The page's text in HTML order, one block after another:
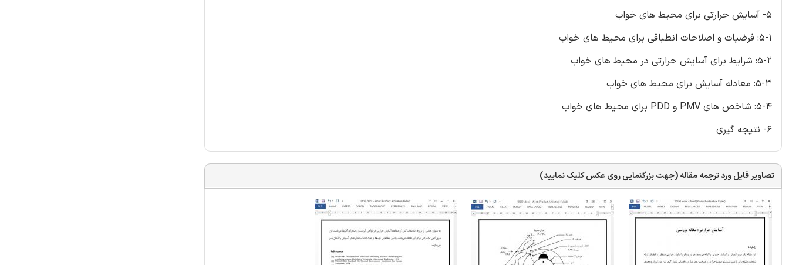
5- آسایش حرارتی برای محیط های خواب
5-1: فرضیات و اصلاحات انطباقی برای محیط های خواب
5-2: شرایط برای آسایش حرارتی در محیط های خواب
5-3: معادله آسایش برای محیط های خواب
5-4: شاخص های PMV و PDD برای محیط های خواب
6- نتیجه گیری
تصاویر فایل ورد ترجمه مقاله (جهت بزرگنمایی روی عکس کلیک نمایید)